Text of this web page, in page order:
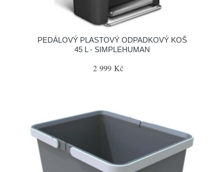
PEDÁLOVÝ PLASTOVÝ ODPADKOVÝ KOŠ
45 L - SIMPLEHUMAN
2 999 Kč